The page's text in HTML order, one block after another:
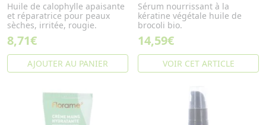
Huile de calophylle apaisante
et réparatrice pour peaux
sèches, irritée, rougie.
8,71€
AJOUTER AU PANIER
Sérum nourrissant à la
kératine végétale huile de
brocoli bio.
14,59€
VOIR CET ARTICLE